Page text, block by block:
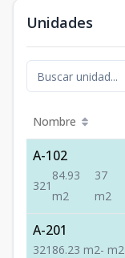
Unidades
Nombre
A-102
321
84.93
m2
37
m2
A-201
321 86.23 m2- m2